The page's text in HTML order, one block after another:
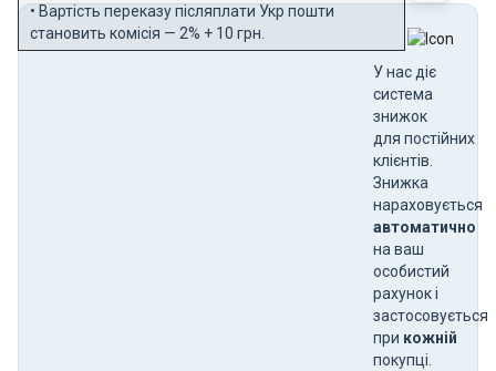
• Вартість переказу післяплати Укр пошти
становить комісія — 2% + 10 грн.
У нас діє
система
знижок
для постійних
клієнтів.
Знижка
нараховується
автоматично
на ваш
особистий
рахунок і
застосовується
при кожній
покупці.